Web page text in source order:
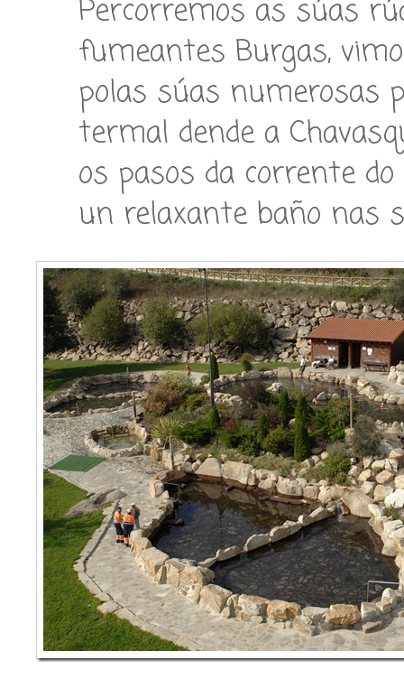
Percorremos as súas
fumeantes Burgas,
polas súas numerosas
termal dende a
os pasos da corrente
un relaxante baño nas